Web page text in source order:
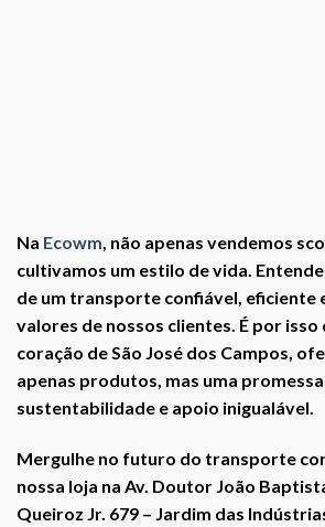
Na Ecowm, não apenas vendemos
cultivamos um estilo de vida.
de um transporte confiável, eficiente
valores de nossos clientes. É por isso
coração de São José dos Campos,
apenas produtos, mas uma
sustentabilidade e apoio inigualável.
Mergulhe no futuro do transporte
nossa loja na Av. Doutor João
Queiroz Jr. 679 – Jardim das